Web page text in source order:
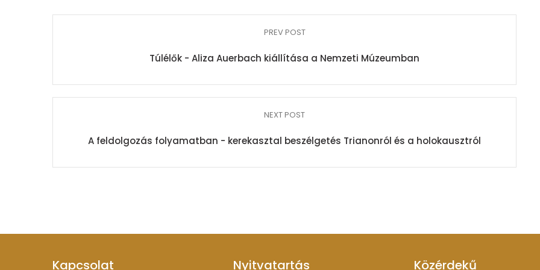
PREV POST
Túlélők - Aliza Auerbach kiállítása a Nemzeti Múzeumban
NEXT POST
A feldolgozás folyamatban - kerekasztal beszélgetés Trianonról és a holokausztról
Kapcsolat Nyitvatartás Közérdekű